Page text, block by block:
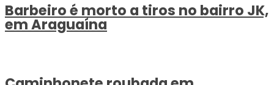
Barbeiro é morto a tiros no bairro JK,
em Araguaína